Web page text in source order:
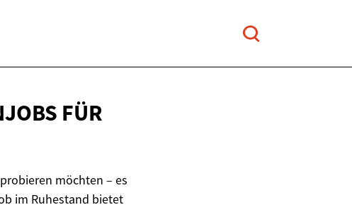
FÜR
möchten – es
im Ruhestand bietet